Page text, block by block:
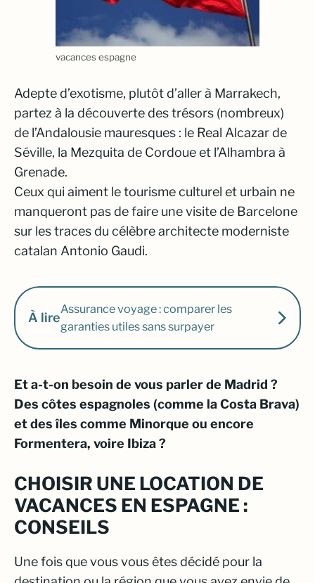
vacances espagne
Adepte d’exotisme, plutôt d’aller à Marrakech,
partez à la découverte des trésors (nombreux)
de l’Andalousie mauresques : le Real Alcazar de
Séville, la Mezquita de Cordoue et l’Alhambra à
Grenade.
Ceux qui aiment le tourisme culturel et urbain ne
manqueront pas de faire une visite de Barcelone
sur les traces du célèbre architecte moderniste
catalan Antonio Gaudi.
À lire
Assurance voyage : comparer les
garanties utiles sans surpayer
Et a-t-on besoin de vous parler de Madrid ?
Des côtes espagnoles (comme la Costa Brava)
et des îles comme Minorque ou encore
Formentera, voire Ibiza ?
CHOISIR UNE LOCATION DE
VACANCES EN ESPAGNE :
CONSEILS
Une fois que vous vous êtes décidé pour la